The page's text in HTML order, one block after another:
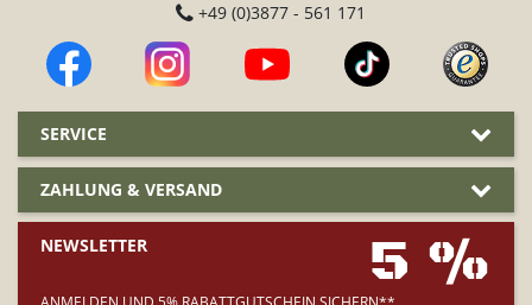
+49 (0)3877 - 561 171
SERVICE
ZAHLUNG & VERSAND
NEWSLETTER 5 %